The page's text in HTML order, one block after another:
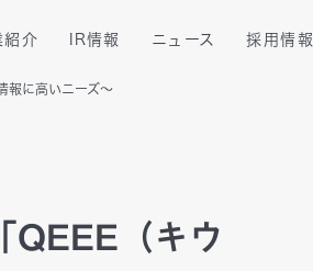
紹介
サービス Webサービス
IR情報 ニュース 採用情報
報に高いニーズ～
QEEE（キウ